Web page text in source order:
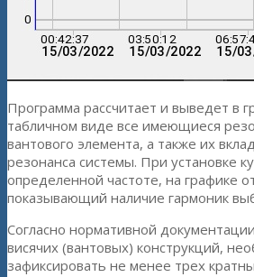
Программа рассчитает и выведет в
табличном виде все имеющиеся
вантового элемента, а также их
резонанса системы. При установке
определенной частоте, на графике
показывающий наличие гармоник
Согласно нормативной
висячих (вантовых) конструкций,
зафиксировать не менее трех